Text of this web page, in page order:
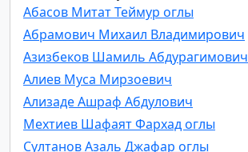
Абасов Митат Теймур оглы
Абрамович Михаил Владимирович
Азизбеков Шамиль Абдурагимович
Алиев Муса Мирзоевич
Ализаде Ашраф Абдулович
Мехтиев Шафаят Фархад оглы
Султанов Азаль Джафар оглы